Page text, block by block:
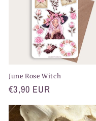
June Rose Witch
Normaler
Preis
€3,90 EUR